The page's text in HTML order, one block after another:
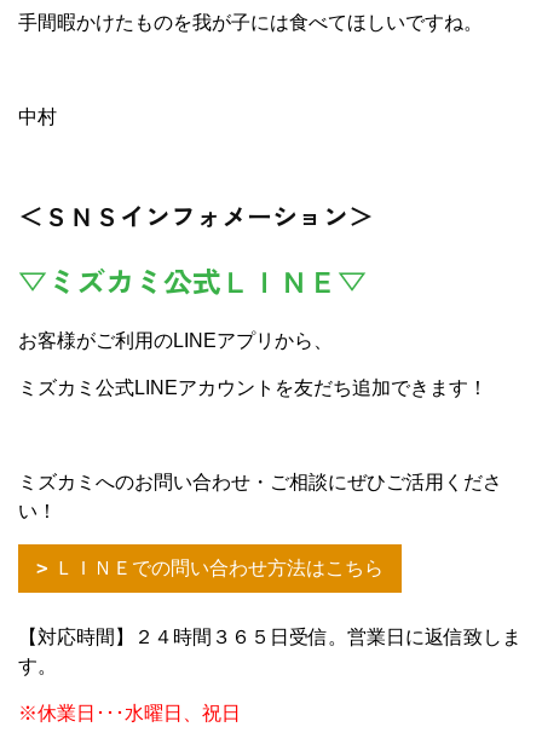
手間暇かけたものを我が子には食べてほしいですね。
中村
＜ＳＮＳインフォメーション＞
▽ミズカミ公式ＬＩＮＥ▽
お客様がご利用のLINEアプリから、
ミズカミ公式LINEアカウントを友だち追加できます！
ミズカミへのお問い合わせ・ご相談にぜひご活用くださ
い！
ＬＩＮＥでの問い合わせ方法はこちら
【対応時間】２４時間３６５日受信。営業日に返信致しま
す。
※休業日･･･水曜日、祝日